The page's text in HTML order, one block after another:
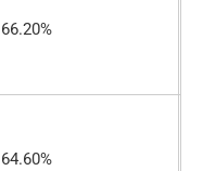
66.20%
64.60%